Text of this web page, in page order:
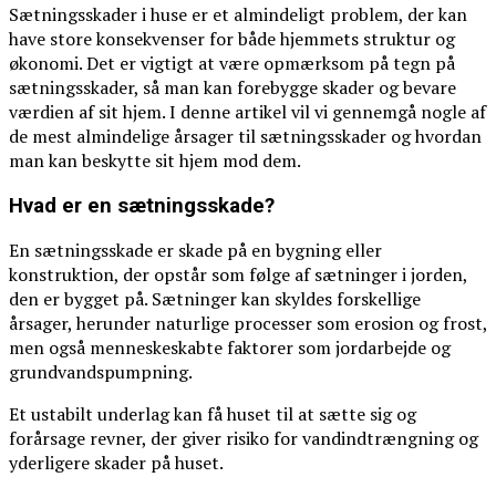
Sætningsskader i huse er et almindeligt problem, der kan
have store konsekvenser for både hjemmets struktur og
økonomi. Det er vigtigt at være opmærksom på tegn på
sætningsskader, så man kan forebygge skader og bevare
værdien af sit hjem. I denne artikel vil vi gennemgå nogle af
de mest almindelige årsager til sætningsskader og hvordan
man kan beskytte sit hjem mod dem.
Hvad er en sætningsskade?
En sætningsskade er skade på en bygning eller
konstruktion, der opstår som følge af sætninger i jorden,
den er bygget på. Sætninger kan skyldes forskellige
årsager, herunder naturlige processer som erosion og frost,
men også menneskeskabte faktorer som jordarbejde og
grundvandspumpning.
Et ustabilt underlag kan få huset til at sætte sig og
forårsage revner, der giver risiko for vandindtrængning og
yderligere skader på huset.